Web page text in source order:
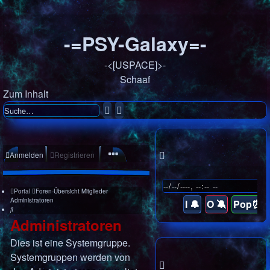
-=PSY-Galaxy=-
-<[USPACE]>-
Schaaf
Zum Inhalt
Suche
Erweiterte
Suche
Anmelden Registrieren
Portal Foren-Übersicht Mitglieder
Administratoren
Suche
Administratoren
Dies ist eine Systemgruppe.
Systemgruppen werden von
I 🔔 O 🔕 Pop⏰